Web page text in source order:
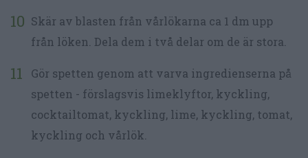
Skär av blasten från vårlökarna ca 1 dm upp
från löken. Dela dem i två delar om de är stora.
Gör spetten genom att varva ingredienserna på
spetten - förslagsvis limeklyftor, kyckling,
cocktailtomat, kyckling, lime, kyckling, tomat,
kyckling och vårlök.